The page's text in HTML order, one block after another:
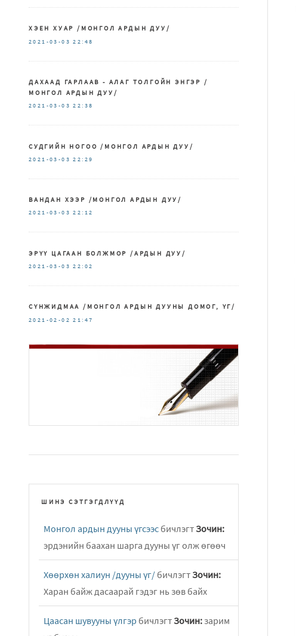
ХЭЕН ХУАР /МОНГОЛ АРДЫН ДУУ/
2021-03-03 22:48
ДАХААД ГАРЛААВ - АЛАГ ТОЛГОЙН ЭНГЭР /
МОНГОЛ АРДЫН ДУУ/
2021-03-03 22:38
СУДГИЙН НОГОО /МОНГОЛ АРДЫН ДУУ/
2021-03-03 22:29
ВАНДАН ХЭЭР /МОНГОЛ АРДЫН ДУУ/
2021-03-03 22:12
ЭРҮҮ ЦАГААН БОЛЖМОР /АРДЫН ДУУ/
2021-03-03 22:02
СҮНЖИДМАА /МОНГОЛ АРДЫН ДУУНЫ ДОМОГ, ҮГ/
2021-02-02 21:47
ШИНЭ СЭТГЭГДЛҮҮД
Монгол ардын дууны үгсээс бичлэгтЗочин:
эрдэнийн баахан шарга дууны үг олж өгөөч
Хөөрхөн халиун /дууны үг/ бичлэгтЗочин:
Харан байж дасаарай гэдэг нь зөв байх
Цаасан шувууны үлгэр бичлэгтЗочин: зарим